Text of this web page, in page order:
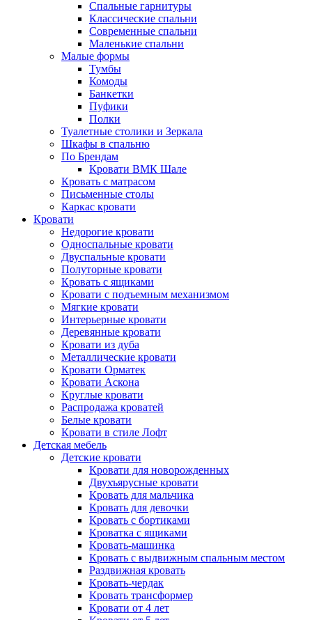
Спальные гарнитуры
Классические спальни
Современные спальни
Маленькие спальни
Малые формы
Тумбы
Комоды
Банкетки
Пуфики
Полки
Туалетные столики и Зеркала
Шкафы в спальню
По Брендам
Кровати ВМК Шале
Кровать с матрасом
Письменные столы
Каркас кровати
Кровати
Недорогие кровати
Односпальные кровати
Двуспальные кровати
Полуторные кровати
Кровать с ящиками
Кровати с подъемным механизмом
Мягкие кровати
Интерьерные кровати
Деревянные кровати
Кровати из дуба
Металлические кровати
Кровати Орматек
Кровати Аскона
Круглые кровати
Распродажа кроватей
Белые кровати
Кровати в стиле Лофт
Детская мебель
Детские кровати
Кровати для новорожденных
Двухъярусные кровати
Кровать для мальчика
Кровать для девочки
Кровать с бортиками
Кроватка с ящиками
Кровать-машинка
Кровать с выдвижным спальным местом
Раздвижная кровать
Кровать-чердак
Кровать трансформер
Кровати от 4 лет